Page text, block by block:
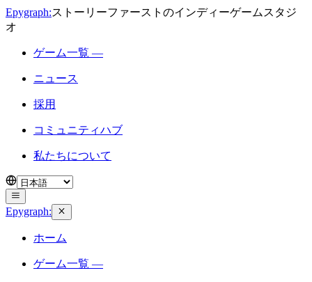
Epygraph:ストーリーファーストのインディーゲームスタジ
オ
ゲーム一覧 —
ニュース
採用
コミュニティハブ
私たちについて
Epygraph:
ホーム
ゲーム一覧 —